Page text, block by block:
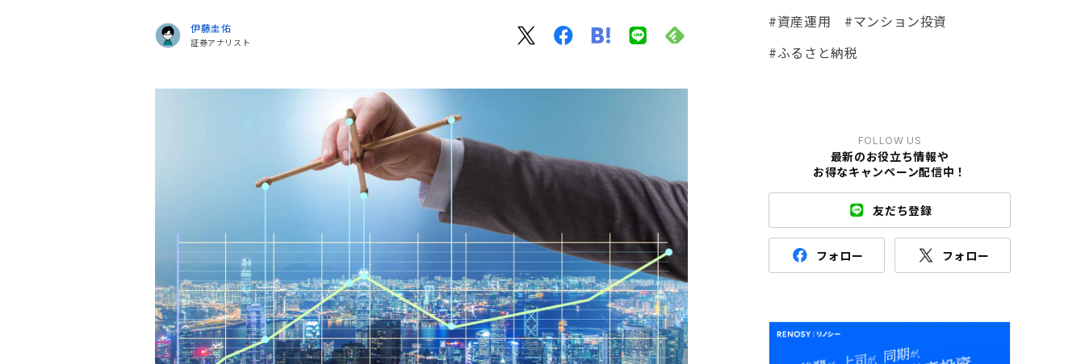
投資信託と不動産投資でバランスの取れた資産構成に
伊藤圭佑
証券アナリスト
#資産運用
#マンション投資
#ふるさと納税
FOLLOW US
最新のお役立ち情報や
お得なキャンペーン配信中！
友だち登録
フォロー フォロー